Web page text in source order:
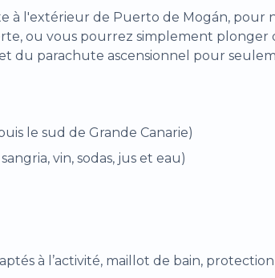
à l'extérieur de Puerto de Mogán,
ou vous pourrez simplement plonger
du parachute ascensionnel pour
le sud de Grande Canarie)
vin, sodas, jus et eau)
à l’activité, maillot de bain,